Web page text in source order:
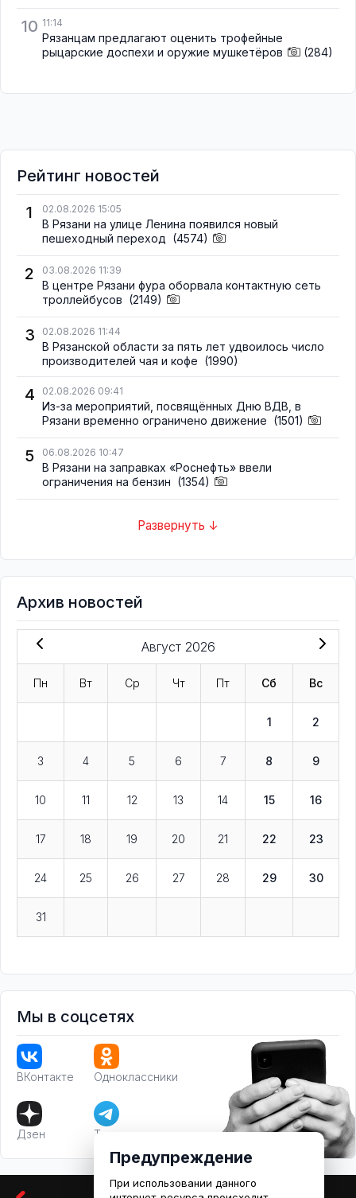
10 11:14
Рязанцам предлагают оценить трофейные
рыцарские доспехи и оружие мушкетёров
(284)
Рейтинг новостей
1
02.08.2026 15:05
В Рязани на улице Ленина появился новый
пешеходный переход (4574)
2 03.08.2026 11:39
В центре Рязани фура оборвала контактную сеть
троллейбусов (2149)
3 02.08.2026 11:44
В Рязанской области за пять лет удвоилось число
производителей чая и кофе (1990)
4 02.08.2026 09:41
Из-за мероприятий, посвящённых Дню ВДВ, в
Рязани временно ограничено движение (1501)
5 06.08.2026 10:47
В Рязани на заправках «Роснефть» ввели
ограничения на бензин (1354)
Развернуть ↓
Архив новостей
Август 2026
Пн Вт Ср Чт Пт Сб Вс
1 2
3 4 5 6 7 8 9
10 11 12 13 14 15 16
17 18 19 20 21 22 23
24 25 26 27 28 29 30
31
Мы в соцсетях
ВКонтакте Одноклассники
Дзен Телеграм
Предупреждение
При использовании данного